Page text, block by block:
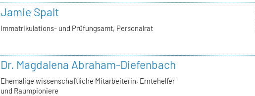
Jamie Spalt
Immatrikulations- und Prüfungsamt, Personalrat
Dr. Magdalena Abraham-Diefenbach
Ehemalige wissenschaftliche Mitarbeiterin, Erntehelfer
und Raumpioniere